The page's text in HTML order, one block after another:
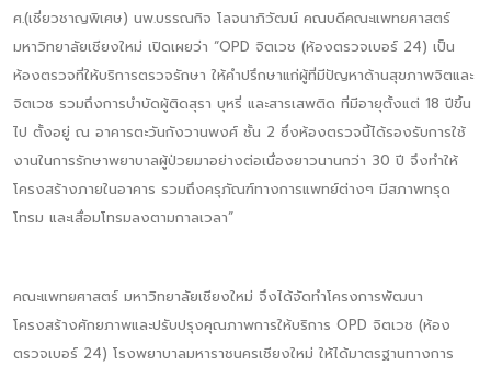
ศ.(เชี่ยวชาญพิเศษ) นพ.บรรณกิจ โลจนาภิวัฒน์ คณบดีคณะแพทยศาสตร์
มหาวิทยาลัยเชียงใหม่ เปิดเผยว่า “OPD จิตเวช (ห้องตรวจเบอร์ 24) เป็น
ห้องตรวจที่ให้บริการตรวจรักษา ให้คำปรึกษาแก่ผู้ที่มีปัญหาด้านสุขภาพจิตและ
จิตเวช รวมถึงการบำบัดผู้ติดสุรา บุหรี่ และสารเสพติด ที่มีอายุตั้งแต่ 18 ปีขึ้น
ไป ตั้งอยู่ ณ อาคารตะวันกังวานพงศ์ ชั้น 2 ซึ่งห้องตรวจนี้ได้รองรับการใช้
งานในการรักษาพยาบาลผู้ป่วยมาอย่างต่อเนื่องยาวนานกว่า 30 ปี จึงทำให้
โครงสร้างภายในอาคาร รวมถึงครุภัณฑ์ทางการแพทย์ต่างๆ มีสภาพทรุด
โทรม และเสื่อมโทรมลงตามกาลเวลา”
คณะแพทยศาสตร์ มหาวิทยาลัยเชียงใหม่ จึงได้จัดทำโครงการพัฒนา
โครงสร้างศักยภาพและปรับปรุงคุณภาพการให้บริการ OPD จิตเวช (ห้อง
ตรวจเบอร์ 24) โรงพยาบาลมหาราชนครเชียงใหม่ ให้ได้มาตรฐานทางการ